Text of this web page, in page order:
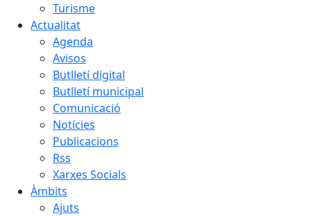
Turisme
Actualitat
Agenda
Avisos
Butlletí digital
Butlletí municipal
Comunicació
Notícies
Publicacions
Rss
Xarxes Socials
Àmbits
Ajuts